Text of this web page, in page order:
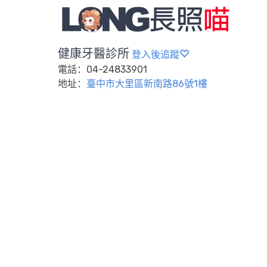
健康牙醫診所 登入後追蹤
電話：04-24833901
地址： 臺中市大里區新南路86號1樓